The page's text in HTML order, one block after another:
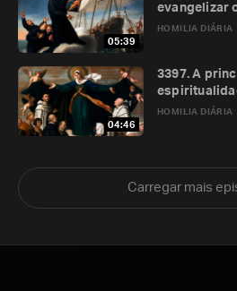
05:39
HOMILIA DIÁRIA
evangelizar
04:46
HOMILIA DIÁRIA
3397. A
Carregar mais